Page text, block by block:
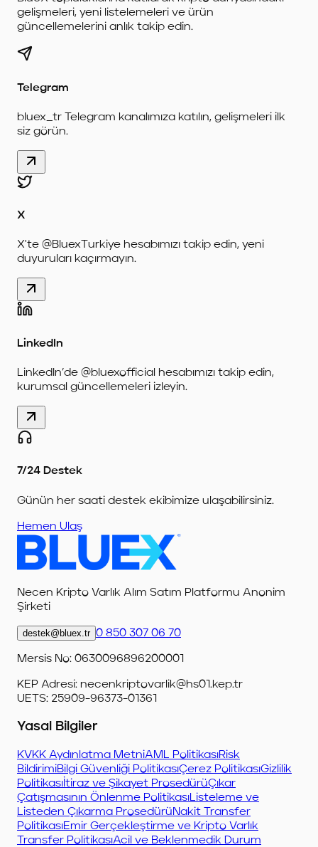
gelişmeleri, yeni listelemeleri ve ürün
güncellemelerini anlık takip edin.
Telegram
bluex_tr Telegram kanalımıza katılın, gelişmeleri ilk
siz görün.
X
X'te @BluexTurkiye hesabımızı takip edin, yeni
duyuruları kaçırmayın.
LinkedIn
LinkedIn’de @bluexofficial hesabımızı takip edin,
kurumsal güncellemeleri izleyin.
7/24 Destek
Günün her saati destek ekibimize ulaşabilirsiniz.
Hemen Ulaş
Necen Kripto Varlık Alım Satım Platformu Anonim
Şirketi
destek@bluex.tr 0 850 307 06 70
Mersis No: 0630096896200001
KEP Adresi: necenkriptovarlik@hs01.kep.tr
UETS: 25909-96373-01361
Yasal Bilgiler
KVKK Aydınlatma MetniAML PolitikasıRisk
BildirimiBilgi Güvenliği PolitikasıÇerez PolitikasıGizlilik
Politikasıİtiraz ve Şikayet ProsedürüÇıkar
Çatışmasının Önlenme PolitikasıListeleme ve
Listeden Çıkarma ProsedürüNakit Transfer
PolitikasıEmir Gerçekleştirme ve Kripto Varlık
Transfer PolitikasıAcil ve Beklenmedik Durum